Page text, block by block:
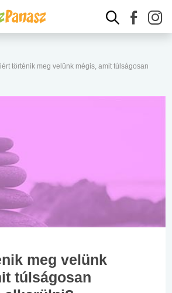
történik meg velünk mégis, amit túlságosan
meg velünk
túlságosan